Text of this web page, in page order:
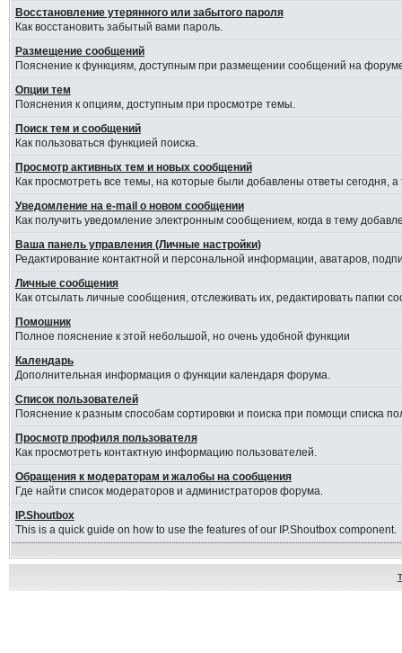
Восстановление утерянного или забытого пароля
Как восстановить забытый вами пароль.
Размещение сообщений
Пояснение к функциям, доступным при размещении сообщений на
Опции тем
Пояснения к опциям, доступным при просмотре темы.
Поиск тем и сообщений
Как пользоваться функцией поиска.
Просмотр активных тем и новых сообщений
Как просмотреть все темы, на которые были добавлены ответы сегодня,
Уведомление на е-mail о новом сообщении
Как получить уведомление электронным сообщением, когда в тему
Ваша панель управления (Личные настройки)
Редактирование контактной и персональной информации, аватаров,
Личные сообщения
Как отсылать личные сообщения, отслеживать их, редактировать папки
Помошник
Полное пояснение к этой небольшой, но очень удобной функции
Календарь
Дополнительная информация о функции календаря форума.
Список пользователей
Пояснение к разным способам сортировки и поиска при помощи списка
Просмотр профиля пользователя
Как просмотреть контактную информацию пользователей.
Обращения к модераторам и жалобы на сообщения
Где найти список модераторов и администраторов форума.
IP.Shoutbox
This is a quick guide on how to use the features of our IP.Shoutbox component.